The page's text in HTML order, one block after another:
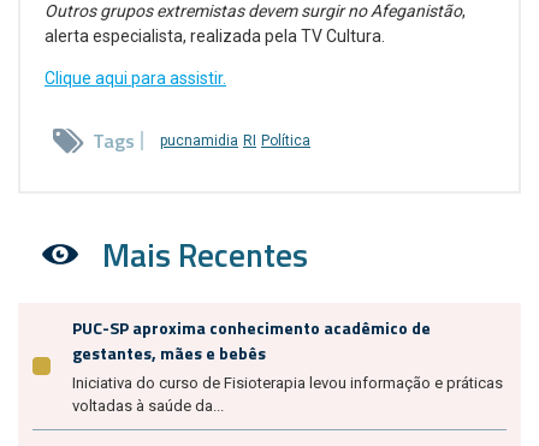
Outros grupos extremistas devem surgir no Afeganistão,
alerta especialista, realizada pela TV Cultura.
Clique aqui para assistir.
Tags pucnamidia RI Política
Mais Recentes
PUC-SP aproxima conhecimento acadêmico de
gestantes, mães e bebês
Iniciativa do curso de Fisioterapia levou informação e práticas
voltadas à saúde da...